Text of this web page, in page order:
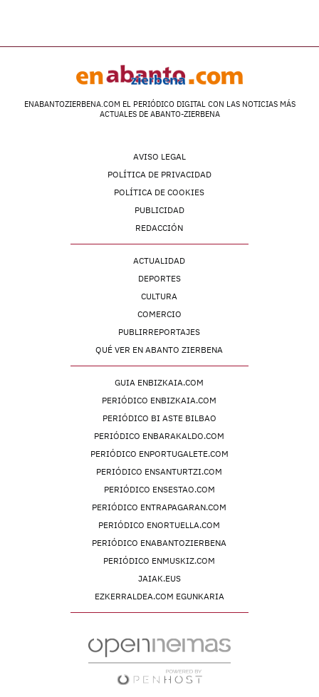
ENABANTOZIERBENA.COM EL PERIÓDICO DIGITAL CON LAS NOTICIAS MÁS
ACTUALES DE ABANTO-ZIERBENA
AVISO LEGAL
POLÍTICA DE PRIVACIDAD
POLÍTICA DE COOKIES
PUBLICIDAD
REDACCIÓN
ACTUALIDAD
DEPORTES
CULTURA
COMERCIO
PUBLIRREPORTAJES
QUÉ VER EN ABANTO ZIERBENA
GUIA ENBIZKAIA.COM
PERIÓDICO ENBIZKAIA.COM
PERIÓDICO BI ASTE BILBAO
PERIÓDICO ENBARAKALDO.COM
PERIÓDICO ENPORTUGALETE.COM
PERIÓDICO ENSANTURTZI.COM
PERIÓDICO ENSESTAO.COM
PERIÓDICO ENTRAPAGARAN.COM
PERIÓDICO ENORTUELLA.COM
PERIÓDICO ENABANTOZIERBENA
PERIÓDICO ENMUSKIZ.COM
JAIAK.EUS
EZKERRALDEA.COM EGUNKARIA